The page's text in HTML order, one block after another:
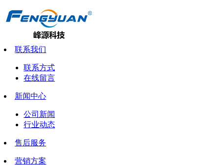
联系我们
联系方式
在线留言
新闻中心
公司新闻
行业动态
售后服务
营销方案